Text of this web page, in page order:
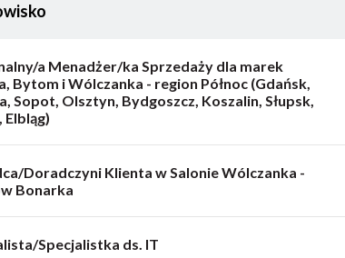
a Menadżer/ka Sprzedaży dla marek
Bytom i Wólczanka - region Północ (Gdańsk,
Sopot, Olsztyn, Bydgoszcz, Koszalin, Słupsk,
Elbląg)
Doradczyni Klienta w Salonie Wólczanka -
Bonarka
Specjalistka ds. IT